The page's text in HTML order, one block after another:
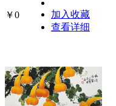
￥0
加入收藏
查看详细